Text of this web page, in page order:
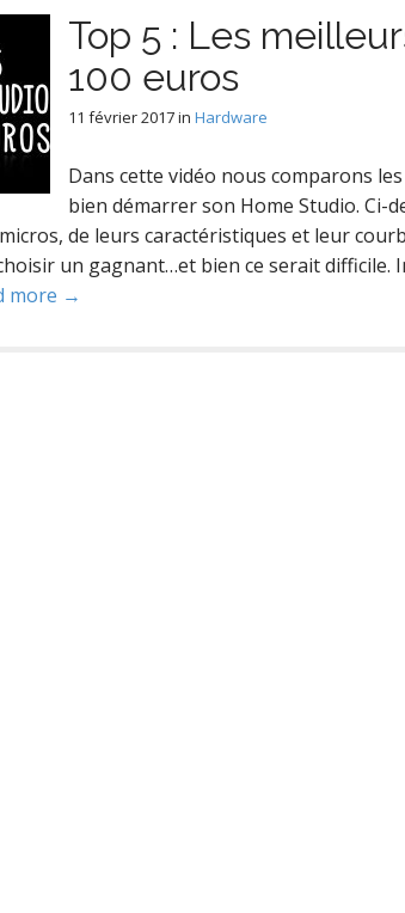
Top 5 : Les
100 euros
11 février 2017in Hardware
Dans cette vidéo nous comparons
bien démarrer son Home Studio.
de leurs caractéristiques et leur
un gagnant…et bien ce serait difficile.
more →